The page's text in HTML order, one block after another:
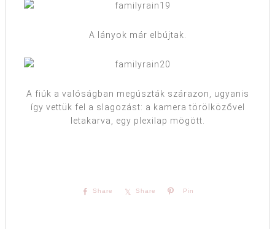
A lányok már elbújtak.
A fiúk a valóságban megúszták szárazon, ugyanis
így vettük fel a slagozást: a kamera törölközővel
letakarva, egy plexilap mögött.
Share Share Pin